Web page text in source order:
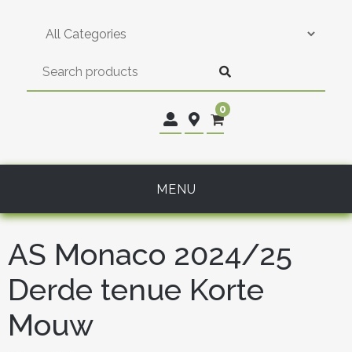
0
MENU
AS Monaco 2024/25
Derde tenue Korte
Mouw